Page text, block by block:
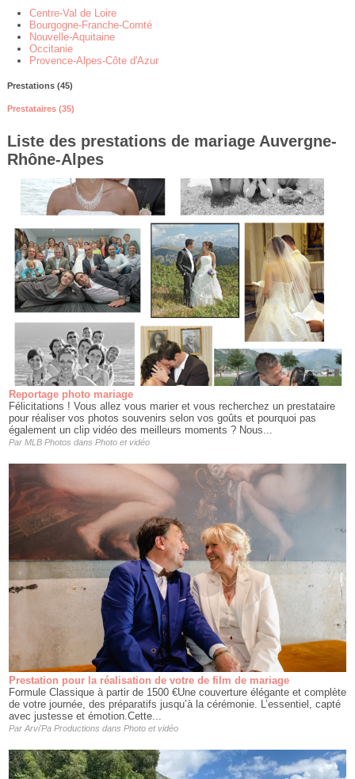
Centre-Val de Loire
Bourgogne-Franche-Comté
Nouvelle-Aquitaine
Occitanie
Provence-Alpes-Côte d'Azur
Prestations (45)
Prestataires (35)
Liste des prestations de mariage Auvergne-
Rhône-Alpes
Reportage photo mariage
Félicitations ! Vous allez vous marier et vous recherchez un prestataire
pour réaliser vos photos souvenirs selon vos goûts et pourquoi pas
également un clip vidéo des meilleurs moments ? Nous...
Par MLB Photos dans Photo et vidéo
Prestation pour la réalisation de votre de film de mariage
Formule Classique à partir de 1500 €​Une couverture élégante et complète
de votre journée, des préparatifs jusqu’à la cérémonie. L’essentiel, capté
avec justesse et émotion.Cette...
Par Arvi'Pa Productions dans Photo et vidéo